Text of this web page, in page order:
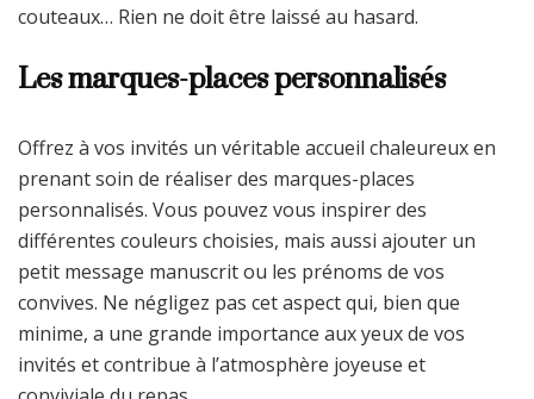
couteaux… Rien ne doit être laissé au hasard.
Les marques-places personnalisés
Offrez à vos invités un véritable accueil chaleureux en
prenant soin de réaliser des marques-places
personnalisés. Vous pouvez vous inspirer des
différentes couleurs choisies, mais aussi ajouter un
petit message manuscrit ou les prénoms de vos
convives. Ne négligez pas cet aspect qui, bien que
minime, a une grande importance aux yeux de vos
invités et contribue à l’atmosphère joyeuse et